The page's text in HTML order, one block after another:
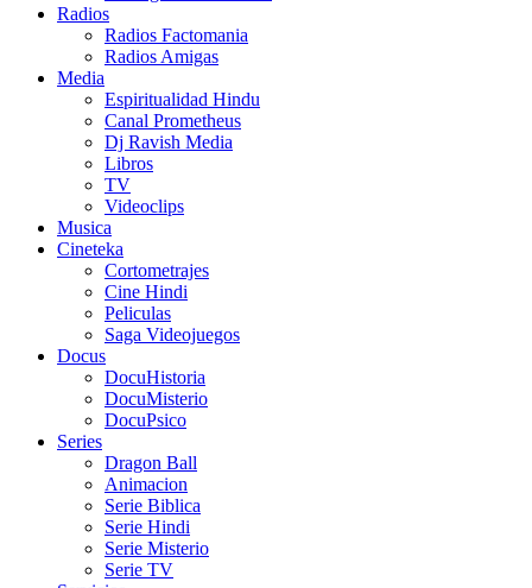
Radios
Radios Factomania
Radios Amigas
Media
Espiritualidad Hindu
Canal Prometheus
Dj Ravish Media
Libros
TV
Videoclips
Musica
Cineteka
Cortometrajes
Cine Hindi
Peliculas
Saga Videojuegos
Docus
DocuHistoria
DocuMisterio
DocuPsico
Series
Dragon Ball
Animacion
Serie Biblica
Serie Hindi
Serie Misterio
Serie TV